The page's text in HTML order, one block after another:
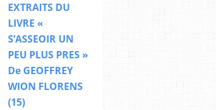
EXTRAITS DU
LIVRE «
S’ASSEOIR UN
PEU PLUS PRES »
De GEOFFREY
WION FLORENS
(15)